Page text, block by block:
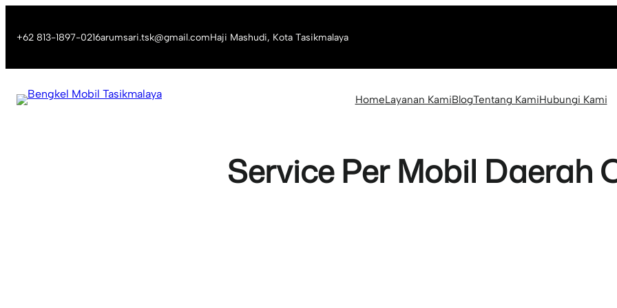
+62 813-1897-0216arumsari.tsk@gmail.comHaji Mashudi, Kota Tasikmalaya
HomeLayanan KamiBlogTentang KamiHubungi Kami
Service Per Mobil Daerah